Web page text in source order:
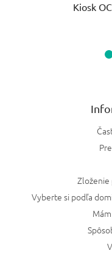
Kiosk
Zloženie
Vyberte si podľa